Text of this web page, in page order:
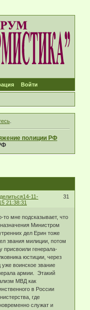
Войти
.
полиции РФ
31
14-11-
21:38:31
то мне подсказывает, что
Министром
дел Ерин тоже
звания милиции, потом
присвоили генерала-
юстиции, через
уже воинское звание
армии. Этакий
МВД как
в России
где
служат и